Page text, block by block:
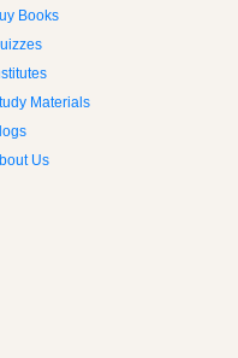
Books
Materials
Us